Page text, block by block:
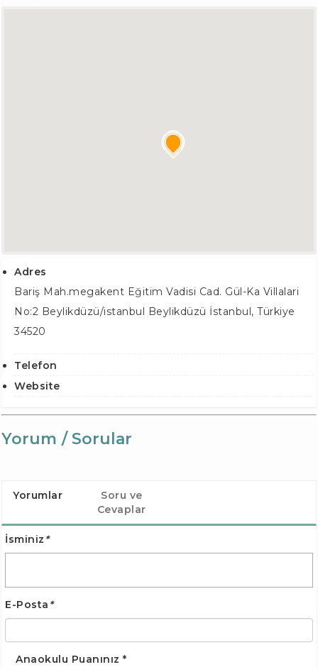
Adres
Bariş Mah.megakent Eğitim Vadisi Cad. Gül-Ka Villalari
No:2 Beylikdüzü/istanbul Beylikdüzü İstanbul, Türkiye
34520
Telefon
Website
Yorum / Sorular
Yorumlar
Soru ve
Cevaplar
İsminiz *
E-Posta *
Anaokulu Puanınız *